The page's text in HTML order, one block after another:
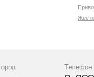
Телефон